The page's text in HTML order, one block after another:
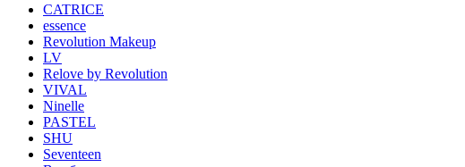
CATRICE
essence
Revolution Makeup
LV
Relove by Revolution
VIVAL
Ninelle
PASTEL
SHU
Seventeen